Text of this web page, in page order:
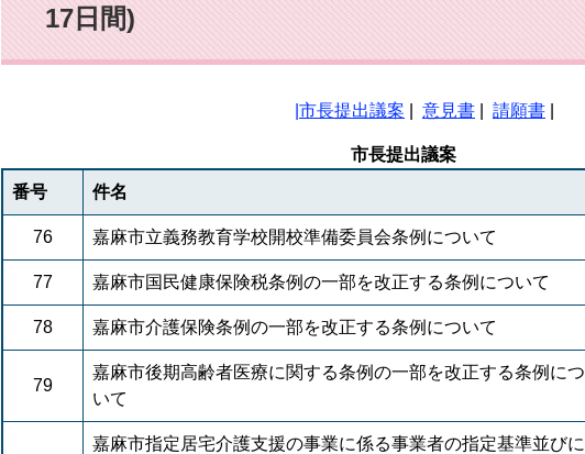
17日間)
市長提出議案 意見書 請願書
市長提出議案
番号
件名
76 嘉麻市立義務教育学校開校準備委員会条例について
77 嘉麻市国民健康保険税条例の一部を改正する条例について
78 嘉麻市介護保険条例の一部を改正する条例について
79
嘉麻市後期高齢者医療に関する条例の一部を改正する条例につ
いて
嘉麻市指定居宅介護支援の事業に係る事業者の指定基準並びに